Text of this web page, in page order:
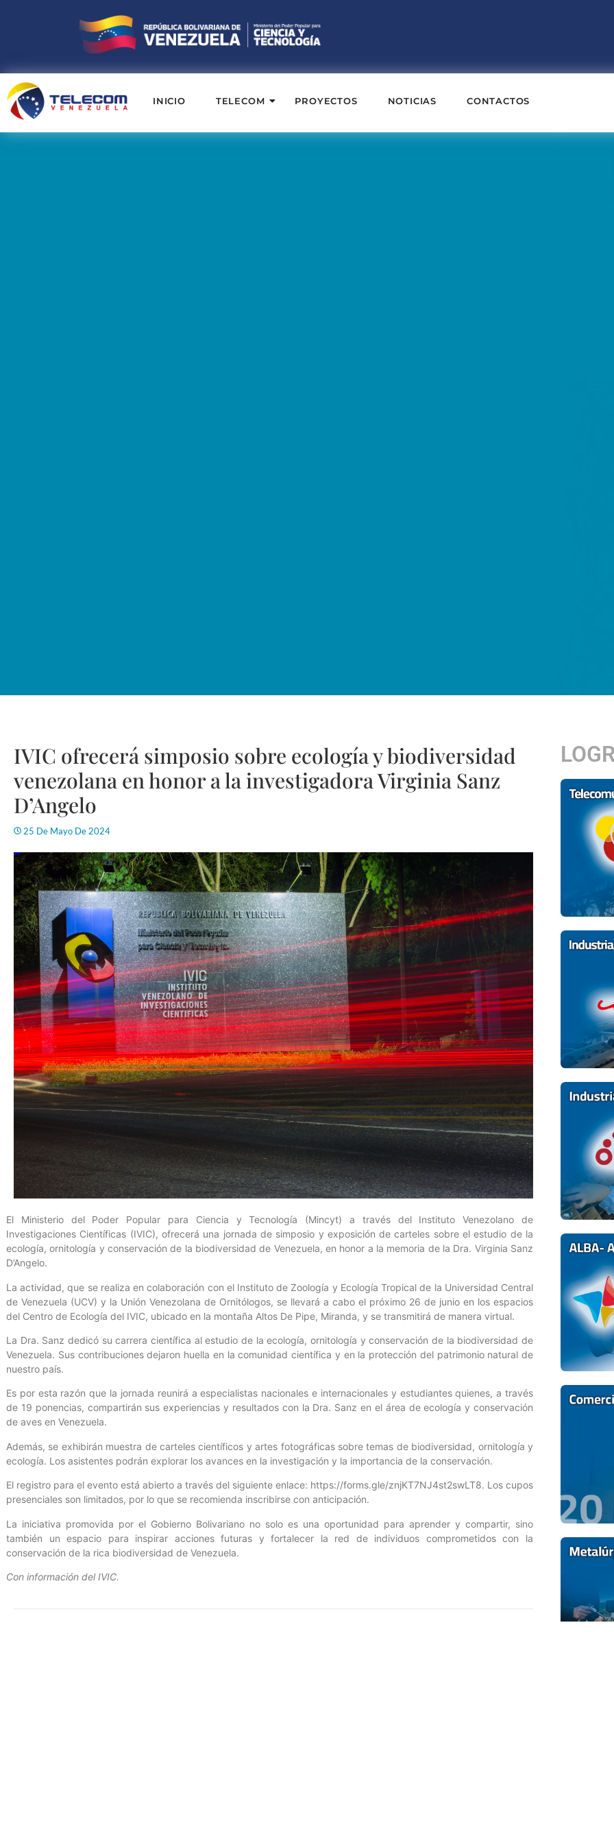
INICIO TELECOM PROYECTOS NOTICIAS CONTACTOS
IVIC ofrecerá simposio sobre ecología y biodiversidad
venezolana en honor a la investigadora Virginia Sanz
D’Angelo
25 De Mayo De 2024
El Ministerio del Poder Popular para Ciencia y Tecnología (Mincyt) a través del Instituto Venezolano de
Investigaciones Científicas (IVIC), ofrecerá una jornada de simposio y exposición de carteles sobre el estudio de la
ecología, ornitología y conservación de la biodiversidad de Venezuela, en honor a la memoria de la Dra. Virginia Sanz
D’Angelo.
La actividad, que se realiza en colaboración con el Instituto de Zoología y Ecología Tropical de la Universidad Central
de Venezuela (UCV) y la Unión Venezolana de Ornitólogos, se llevará a cabo el próximo 26 de junio en los espacios
del Centro de Ecología del IVIC, ubicado en la montaña Altos De Pipe, Miranda, y se transmitirá de manera virtual.
La Dra. Sanz dedicó su carrera científica al estudio de la ecología, ornitología y conservación de la biodiversidad de
Venezuela. Sus contribuciones dejaron huella en la comunidad científica y en la protección del patrimonio natural de
nuestro país.
Es por esta razón que la jornada reunirá a especialistas nacionales e internacionales y estudiantes quienes, a través
de 19 ponencias, compartirán sus experiencias y resultados con la Dra. Sanz en el área de ecología y conservación
de aves en Venezuela.
Además, se exhibirán muestra de carteles científicos y artes fotográficas sobre temas de biodiversidad, ornitología y
ecología. Los asistentes podrán explorar los avances en la investigación y la importancia de la conservación.
El registro para el evento está abierto a través del siguiente enlace: https://forms.gle/znjKT7NJ4st2swLT8. Los cupos
presenciales son limitados, por lo que se recomienda inscribirse con anticipación.
La iniciativa promovida por el Gobierno Bolivariano no solo es una oportunidad para aprender y compartir, sino
también un espacio para inspirar acciones futuras y fortalecer la red de individuos comprometidos con la
conservación de la rica biodiversidad de Venezuela.
Con información del IVIC.